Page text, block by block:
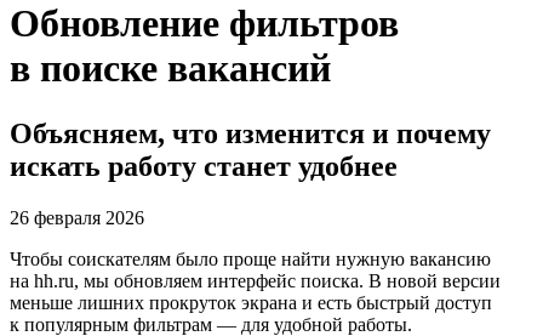
Обновление фильтров
в поиске вакансий
Объясняем, что изменится и почему
искать работу станет удобнее
26 февраля 2026
Чтобы соискателям было проще найти нужную вакансию
на hh.ru, мы обновляем интерфейс поиска. В новой версии
меньше лишних прокруток экрана и есть быстрый доступ
к популярным фильтрам — для удобной работы.